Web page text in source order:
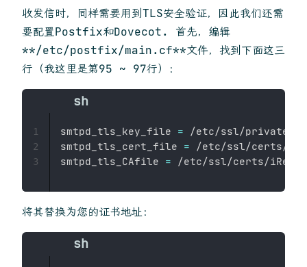
收发信时，同样需要用到TLS安全验证，因此我们还需
要配置Postfix和Dovecot. 首先，编辑
**/etc/postfix/main.cf**文件，找到下面这三
行（我这里是第95 ~ 97行）：
smtpd_tls_key_file = /etc/ssl/private/
smtpd_tls_cert_file = /etc/ssl/certs/
smtpd_tls_CAfile =
1
2
3
将其替换为您的证书地址：